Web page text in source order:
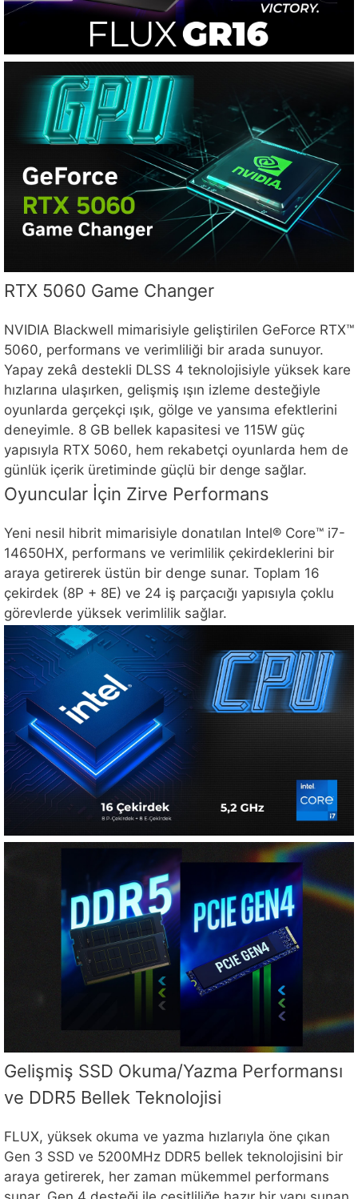
RTX 5060 Game Changer
NVIDIA Blackwell mimarisiyle geliştirilen GeForce RTX™
5060, performans ve verimliliği bir arada sunuyor.
Yapay zekâ destekli DLSS 4 teknolojisiyle yüksek kare
hızlarına ulaşırken, gelişmiş ışın izleme desteğiyle
oyunlarda gerçekçi ışık, gölge ve yansıma efektlerini
deneyimle. 8 GB bellek kapasitesi ve 115W güç
yapısıyla RTX 5060, hem rekabetçi oyunlarda hem de
günlük içerik üretiminde güçlü bir denge sağlar.
Oyuncular İçin Zirve Performans
Yeni nesil hibrit mimarisiyle donatılan Intel® Core™ i7-
14650HX, performans ve verimlilik çekirdeklerini bir
araya getirerek üstün bir denge sunar. Toplam 16
çekirdek (8P + 8E) ve 24 iş parçacığı yapısıyla çoklu
görevlerde yüksek verimlilik sağlar.
Gelişmiş SSD Okuma/Yazma Performansı
ve DDR5 Bellek Teknolojisi
FLUX, yüksek okuma ve yazma hızlarıyla öne çıkan
Gen 3 SSD ve 5200MHz DDR5 bellek teknolojisini bir
araya getirerek, her zaman mükemmel performans